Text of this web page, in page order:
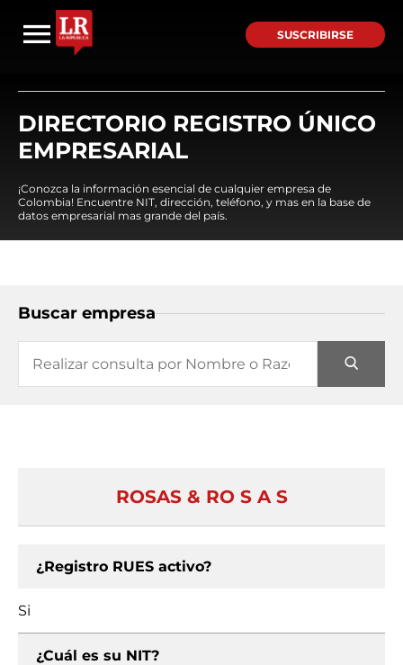
SUSCRIBIRSE
DIRECTORIO REGISTRO ÚNICO
EMPRESARIAL
¡Conozca la información esencial de cualquier empresa de
Colombia! Encuentre NIT, dirección, teléfono, y mas en la base de
datos empresarial mas grande del país.
Buscar empresa
ROSAS & RO S A S
¿Registro RUES activo?
Si
¿Cuál es su NIT?